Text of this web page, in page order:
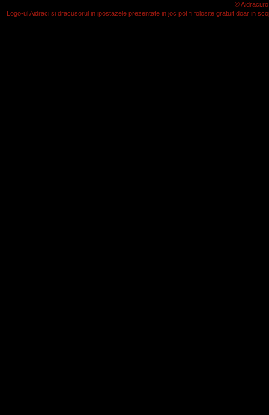
©
Logo-ul Aidraci si dracusorul in ipostazele prezentate in joc pot fi folosite gratuit doar in